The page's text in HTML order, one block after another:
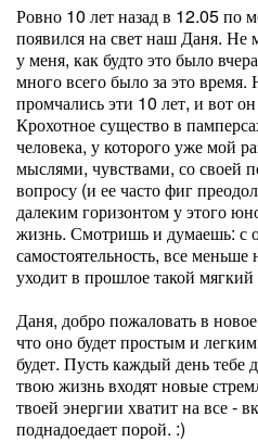
Ровно 10 лет назад в 12.05 по
появился на свет наш Даня. Не
у меня, как будто это было
много всего было за это
промчались эти 10 лет, и вот
Крохотное существо в
человека, у которого уже мой
мыслями, чувствами, со своей
вопросу (и ее часто фиг
далеким горизонтом у этого
жизнь. Смотришь и думаешь: с
самостоятельность, все
уходит в прошлое такой
Даня, добро пожаловать в
что оно будет простым и
будет. Пусть каждый день тебе
твою жизнь входят новые
твоей энергии хватит на все -
поднадоедает порой. :)